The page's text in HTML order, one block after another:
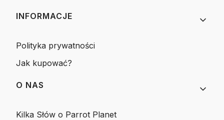
INFORMACJE
Polityka prywatności
Jak kupować?
O NAS
Kilka Słów o Parrot Planet